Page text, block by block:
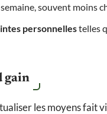
souvent moins
personnellestelles
gain
les moyens fait